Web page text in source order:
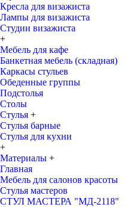
Кресла для визажиста
Лампы для визажиста
Студии визажиста
+
Мебель для кафе
Банкетная мебель (складная)
Каркасы стульев
Обеденные группы
Подстолья
Столы
Стулья +
Стулья барные
Стулья для кухни
+
Материалы +
Главная
Мебель для салонов красоты
Стулья мастеров
СТУЛ МАСТЕРА "МД-2118"